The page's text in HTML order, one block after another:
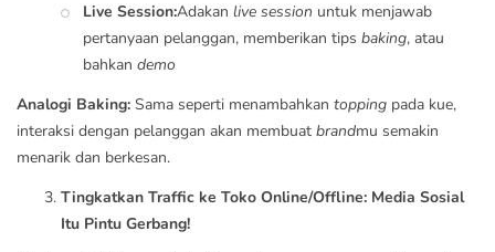
Live Session:Adakan live session untuk menjawab
pertanyaan pelanggan, memberikan tips baking, atau
bahkan demo
Analogi Baking: Sama seperti menambahkan topping pada kue,
interaksi dengan pelanggan akan membuat brandmu semakin
menarik dan berkesan.
Tingkatkan Traffic ke Toko Online/Offline: Media Sosial
Itu Pintu Gerbang!